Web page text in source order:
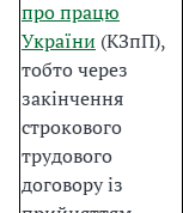
про працю
України (КЗпП),
тобто через
закінчення
строкового
трудового
договору із